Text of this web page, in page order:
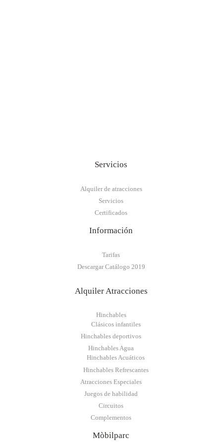
Servicios
Alquiler de atracciones
Servicios
Certificados
Información
Tarifas
Descargar Catálogo 2019
Alquiler Atracciones
Hinchables
Clásicos infantiles
Hinchables deportivos
Hinchables Agua
Hinchables Acuáticos
Hinchables Refrescantes
Atracciones Especiales
Juegos de habilidad
Circuitos
Complementos
Mòbilparc